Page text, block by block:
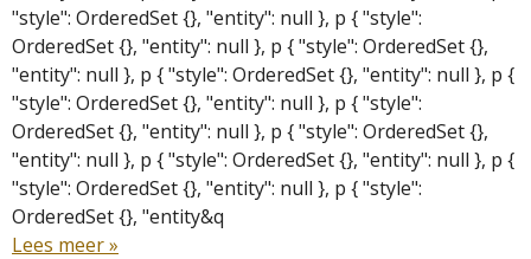
"style": OrderedSet {}, "entity": null }, p { "style":
OrderedSet {}, "entity": null }, p { "style": OrderedSet {},
"entity": null }, p { "style": OrderedSet {}, "entity": null }, p {
"style": OrderedSet {}, "entity": null }, p { "style":
OrderedSet {}, "entity": null }, p { "style": OrderedSet {},
"entity": null }, p { "style": OrderedSet {}, "entity": null }, p {
"style": OrderedSet {}, "entity": null }, p { "style":
OrderedSet {}, "entity&q
Lees meer »